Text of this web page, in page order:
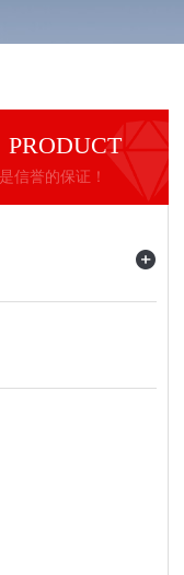
PRODUCT
信誉的保证！